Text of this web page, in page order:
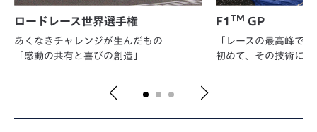
ロードレース世界選手権
あくなきチャレンジが生んだもの
「感動の共有と喜びの創造」
F1 TM GP
「レースの最高峰で
初めて、その技術に